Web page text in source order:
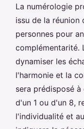
La numérologie
issu de la réunion
personnes pour
complémentarité.
dynamiser les
l'harmonie et la
sera prédisposé
d'un 1 ou d'un 8,
l'individualité et